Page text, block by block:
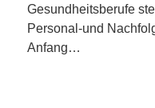
Gesundheitsberufe
Personal-und
Anfang…